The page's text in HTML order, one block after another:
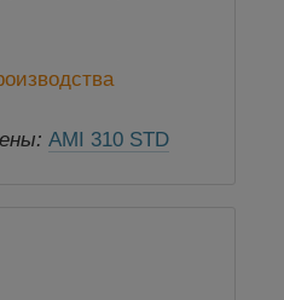
AMI 310 STD